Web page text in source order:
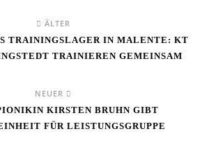
ÄLTER
TRAININGSLAGER IN MALENTE: KT
TRAINIEREN GEMEINSAM
NEUER
KIRSTEN BRUHN GIBT
FÜR LEISTUNGSGRUPPE